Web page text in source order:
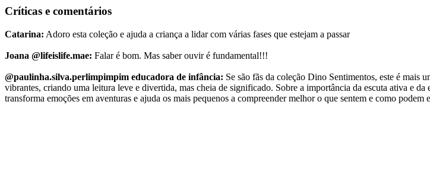
Críticas e comentários
Catarina: Adoro esta coleção e ajuda a criança a lidar com várias fases que estejam a passar
Joana @lifeislife.mae: Falar é bom. Mas saber ouvir é fundamental!!!
@paulinha.silva.perlimpimpim educadora de infância: Se são fãs da coleção Dino Sentimentos, este é
vibrantes, criando uma leitura leve e divertida, mas cheia de significado. Sobre a importância da escuta ativa e
transforma emoções em aventuras e ajuda os mais pequenos a compreender melhor o que sentem e como podem